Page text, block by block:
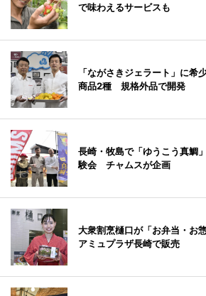
で味わえるサービスも
「ながさきジェラート」に希
商品2種 規格外品で開発
長崎・牧島で「ゆうこう真鯛
験会 チャムスが企画
大衆割烹樋口が「お弁当・お
アミュプラザ長崎で販売